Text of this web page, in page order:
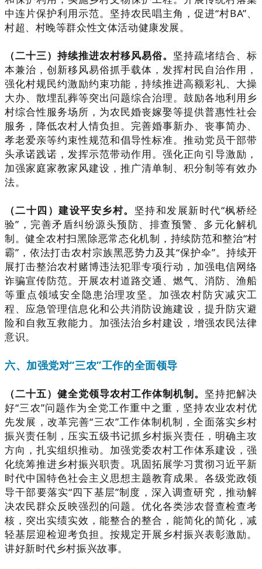
中连片保护利用示范。坚持农民唱主角，促进“村BA”、
村超、村晚等群众性文体活动健康发展。
（二十三）持续推进农村移风易俗。 坚持疏堵结合、标
本兼治，创新移风易俗抓手载体，发挥村民自治作用，
强化村规民约激励约束功能，持续推进高额彩礼、大操
大办、散埋乱葬等突出问题综合治理。鼓励各地利用乡
村综合性服务场所，为农民婚丧嫁娶等提供普惠性社会
服务，降低农村人情负担。完善婚事新办、丧事简办、
孝老爱亲等约束性规范和倡导性标准。推动党员干部带
头承诺践诺，发挥示范带动作用。强化正向引导激励，
加强家庭家教家风建设，推广清单制、积分制等有效办
法。
（二十四）建设平安乡村。 坚持和发展新时代“枫桥经
验”，完善矛盾纠纷源头预防、排查预警、多元化解机
制。健全农村扫黑除恶常态化机制，持续防范和整治“村
霸”，依法打击农村宗族黑恶势力及其“保护伞”。持续开
展打击整治农村赌博违法犯罪专项行动，加强电信网络
诈骗宣传防范。开展农村道路交通、燃气、消防、渔船
等重点领域安全隐患治理攻坚。加强农村防灾减灾工
程、应急管理信息化和公共消防设施建设，提升防灾避
险和自救互救能力。加强法治乡村建设，增强农民法律
意识。
六、加强党对“三农”工作的全面领导
（二十五）健全党领导农村工作体制机制。 坚持把解决
好“三农”问题作为全党工作重中之重，坚持农业农村优
先发展，改革完善“三农”工作体制机制，全面落实乡村
振兴责任制，压实五级书记抓乡村振兴责任，明确主攻
方向，扎实组织推动。加强党委农村工作体系建设，强
化统筹推进乡村振兴职责。巩固拓展学习贯彻习近平新
时代中国特色社会主义思想主题教育成果。各级党政领
导干部要落实“四下基层”制度，深入调查研究，推动解
决农民群众反映强烈的问题。优化各类涉农督查检查考
核，突出实绩实效，能整合的整合，能简化的简化，减
轻基层迎检迎考负担。按规定开展乡村振兴表彰激励。
讲好新时代乡村振兴故事。